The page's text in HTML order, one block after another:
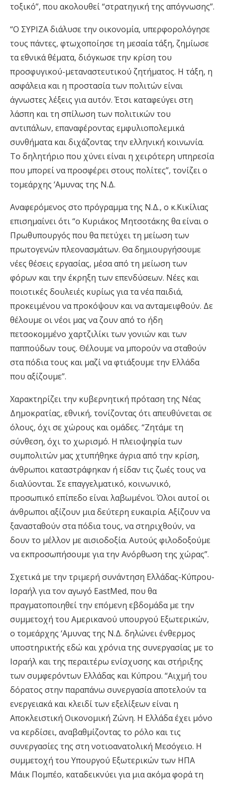
τοξικό”, που ακολουθεί “στρατηγική της απόγνωσης”.
“Ο ΣΥΡΙΖΑ διάλυσε την οικονομία, υπερφορολόγησε
τους πάντες, φτωχοποίησε τη μεσαία τάξη, ζημίωσε
τα εθνικά θέματα, διόγκωσε την κρίση του
προσφυγικού-μεταναστευτικού ζητήματος. Η τάξη, η
ασφάλεια και η προστασία των πολιτών είναι
άγνωστες λέξεις για αυτόν. Έτσι καταφεύγει στη
λάσπη και τη σπίλωση των πολιτικών του
αντιπάλων, επαναφέροντας εμφυλιοπολεμικά
συνθήματα και διχάζοντας την ελληνική κοινωνία.
Το δηλητήριο που χύνει είναι η χειρότερη υπηρεσία
που μπορεί να προσφέρει στους πολίτες”, τονίζει ο
τομεάρχης ‘Αμυνας της Ν.Δ.
Αναφερόμενος στο πρόγραμμα της Ν.Δ., ο κ.Κικίλιας
επισημαίνει ότι “ο Κυριάκος Μητσοτάκης θα είναι ο
Πρωθυπουργός που θα πετύχει τη μείωση των
πρωτογενών πλεονασμάτων. Θα δημιουργήσουμε
νέες θέσεις εργασίας, μέσα από τη μείωση των
φόρων και την έκρηξη των επενδύσεων. Νέες και
ποιοτικές δουλειές κυρίως για τα νέα παιδιά,
προκειμένου να προκόψουν και να ανταμειφθούν. Δε
θέλουμε οι νέοι μας να ζουν από το ήδη
πετσοκομμένο χαρτζιλίκι των γονιών και των
παππούδων τους. Θέλουμε να μπορούν να σταθούν
στα πόδια τους και μαζί να φτιάξουμε την Ελλάδα
που αξίζουμε”.
Χαρακτηρίζει την κυβερνητική πρόταση της Νέας
Δημοκρατίας, εθνική, τονίζοντας ότι απευθύνεται σε
όλους, όχι σε χώρους και ομάδες. “Ζητάμε τη
σύνθεση, όχι το χωρισμό. Η πλειοψηφία των
συμπολιτών μας χτυπήθηκε άγρια από την κρίση,
άνθρωποι καταστράφηκαν ή είδαν τις ζωές τους να
διαλύονται. Σε επαγγελματικό, κοινωνικό,
προσωπικό επίπεδο είναι λαβωμένοι. Όλοι αυτοί οι
άνθρωποι αξίζουν μια δεύτερη ευκαιρία. Αξίζουν να
ξανασταθούν στα πόδια τους, να στηριχθούν, να
δουν το μέλλον με αισιοδοξία. Αυτούς φιλοδοξούμε
να εκπροσωπήσουμε για την Ανόρθωση της χώρας”.
Σχετικά με την τριμερή συνάντηση Ελλάδας-Κύπρου-
Ισραήλ για τον αγωγό EastMed, που θα
πραγματοποιηθεί την επόμενη εβδομάδα με την
συμμετοχή του Αμερικανού υπουργού Εξωτερικών,
ο τομεάρχης ‘Αμυνας της Ν.Δ. δηλώνει ένθερμος
υποστηρικτής εδώ και χρόνια της συνεργασίας με το
Ισραήλ και της περαιτέρω ενίσχυσης και στήριξης
των συμφερόντων Ελλάδας και Κύπρου. “Αιχμή του
δόρατος στην παραπάνω συνεργασία αποτελούν τα
ενεργειακά και κλειδί των εξελίξεων είναι η
Αποκλειστική Οικονομική Ζώνη. Η Ελλάδα έχει μόνο
να κερδίσει, αναβαθμίζοντας το ρόλο και τις
συνεργασίες της στη νοτιοανατολική Μεσόγειο. Η
συμμετοχή του Υπουργού Εξωτερικών των ΗΠΑ
Μάικ Πομπέο, καταδεικνύει για μια ακόμα φορά τη